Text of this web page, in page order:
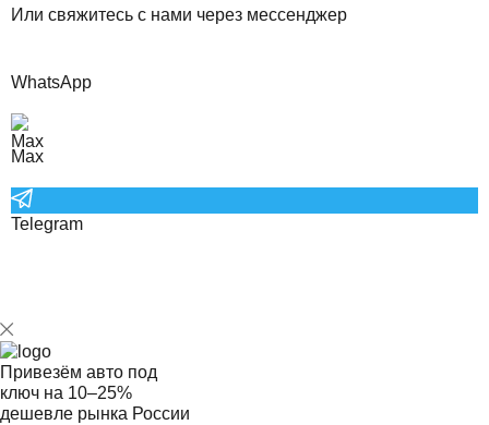
Или свяжитесь с нами через мессенджер
WhatsApp
Max
Telegram
Привезём авто под
ключ на 10–25%
дешевле рынка России